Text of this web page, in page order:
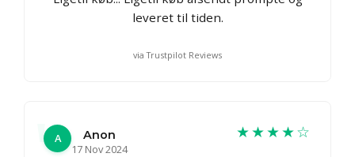
leveret til tiden.
via Trustpilot Reviews
A
Anon
17 Nov 2024
★★★★☆